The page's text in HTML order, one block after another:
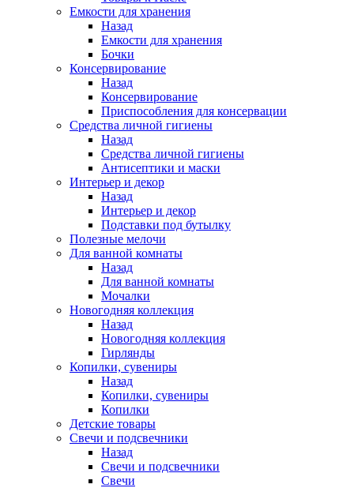
Емкости для хранения
Назад
Емкости для хранения
Бочки
Консервирование
Назад
Консервирование
Приспособления для консервации
Средства личной гигиены
Назад
Средства личной гигиены
Антисептики и маски
Интерьер и декор
Назад
Интерьер и декор
Подставки под бутылку
Полезные мелочи
Для ванной комнаты
Назад
Для ванной комнаты
Мочалки
Новогодняя коллекция
Назад
Новогодняя коллекция
Гирлянды
Копилки, сувениры
Назад
Копилки, сувениры
Копилки
Детские товары
Свечи и подсвечники
Назад
Свечи и подсвечники
Свечи